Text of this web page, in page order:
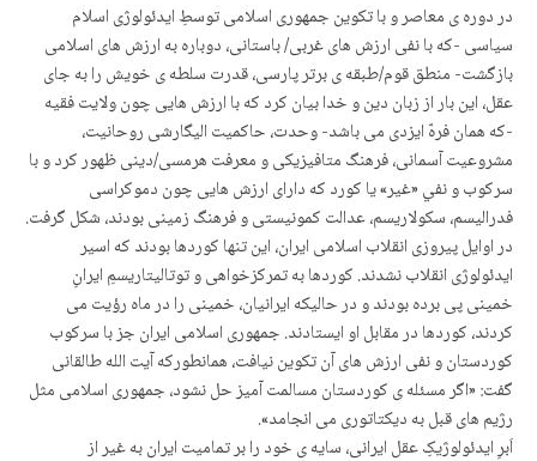
در دوره ی معاصر و با تکوین جمهوری اسلامی توسطِ ایدئولوژی اسلام
سیاسی -که با نفی ارزش های غربی/ باستانی، دوباره به ارزش های اسلامی
بازگشت- منطق قوم/طبقه ی برتر پارسی، قدرت سلطه ی خویش را به جای
عقل، این بار از زبان دین و خدا بیان کرد که با ارزش هایی چون ولایت فقیه
-که همان فرهّ ایزدی می باشد- وحدت، حاکمیت الیگارشی روحانیت،
مشروعیت آسمانی، فرهنگ متافیزیکی و معرفت هرمسی/دینی ظهور کرد و با
سرکوب و نفي «غير» یا کورد که دارای ارزش هایی چون دموکراسی
فدرالیسم، سکولاریسم، عدالت کمونیستی و فرهنگ زمینی بودند، شکل گرفت.
در اوایل پیروزی انقلاب اسلامی ایران، این تنها کوردها بودند که اسیر
ایدئولوژی انقلاب نشدند. کوردها به تمرکزخواهی و توتالیتاریسمِ ایرانِ
خمینی پی برده بودند و در حالیکه ایرانیان، خمینی را در ماه رؤیت می
کردند، کوردها در مقابل او ایستادند. جمهوری اسلامی ایران جز با سرکوب
کوردستان و نفی ارزش های آن تکوین نیافت، همانطورکه آیت الله طالقانی
گفت: «اگر مسئله ی کوردستان مسالمت آمیز حل نشود، جمهوری اسلامی مثل
رژیم های قبل به دیکتاتوری می انجامد».
اَبرِ ایدئولوژیکِ عقل ایرانی، سایه ی خود را بر تمامیت ایران به غیر از